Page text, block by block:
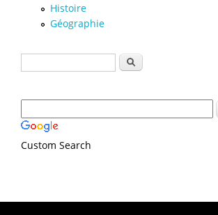
Histoire
Géographie
Formulaire de recherche
Rechercher
Custom Search